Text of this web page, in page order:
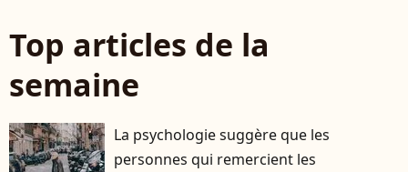
Top articles de la
semaine
La psychologie suggère que les
personnes qui remercient les